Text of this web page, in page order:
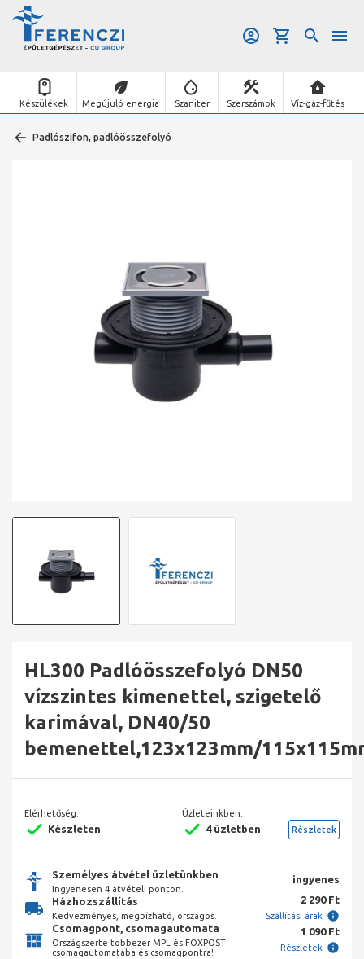
Készülékek Megújuló energia Szaniter Szerszámok Víz-gáz-fűtés
Padlószifon, padlóösszefolyó
HL300 Padlóösszefolyó DN50
vízszintes kimenettel, szigetelő
karimával, DN40/50
bemenettel,123x123mm/
Elérhetőség:
Készleten
Üzleteinkben:
4 üzletben Részletek
Személyes átvétel üzletünkben
Ingyenesen 4 átvételi ponton.
ingyenes
Házhozszállítás
Kedvezményes, megbízható, országos.
2 290 Ft
Szállítási árak
Csomagpont, csomagautomata
Országszerte többezer MPL és FOXPOST
csomagautomatába és csomagpontra!
1 090 Ft
Részletek